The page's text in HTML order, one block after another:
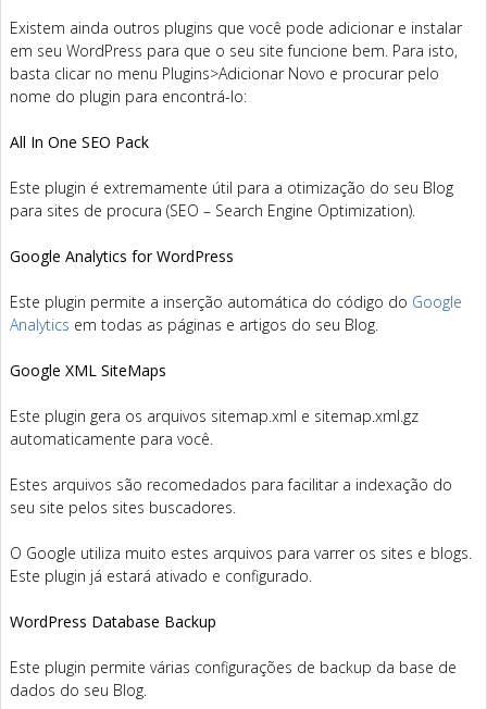
Existem ainda outros plugins que você pode adicionar e instalar
em seu WordPress para que o seu site funcione bem. Para isto,
basta clicar no menu Plugins>Adicionar Novo e procurar pelo
nome do plugin para encontrá-lo:
All In One SEO Pack
Este plugin é extremamente útil para a otimização do seu Blog
para sites de procura (SEO – Search Engine Optimization).
Google Analytics for WordPress
Este plugin permite a inserção automática do código do Google
Analytics em todas as páginas e artigos do seu Blog.
Google XML SiteMaps
Este plugin gera os arquivos sitemap.xml e sitemap.xml.gz
automaticamente para você.
Estes arquivos são recomedados para facilitar a indexação do
seu site pelos sites buscadores.
O Google utiliza muito estes arquivos para varrer os sites e blogs.
Este plugin já estará ativado e configurado.
WordPress Database Backup
Este plugin permite várias configurações de backup da base de
dados do seu Blog.